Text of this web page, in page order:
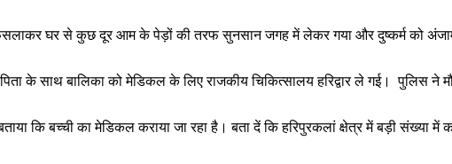
घर से कुछ दूर आम के पेड़ों की तरफ सुनसान जगह में लेकर गया और दुष्कर्म को
के साथ बालिका को मेडिकल के लिए राजकीय चिकित्सालय हरिद्वार ले गई। पुलिस ने
कि बच्ची का मेडिकल कराया जा रहा है। बता दें कि हरिपुरकलां क्षेत्र में बड़ी